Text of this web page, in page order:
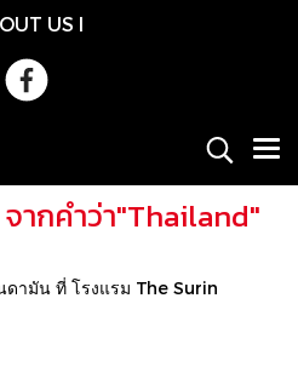
US l
ากคำว่า"Thailand"
ดามัน ที่ โรงแรม The Surin